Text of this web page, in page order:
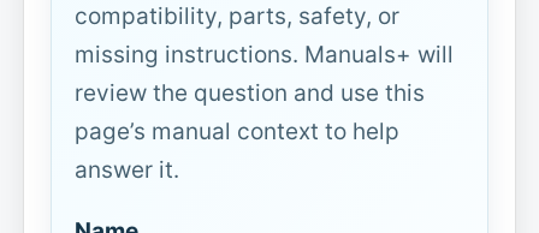
compatibility, parts, safety, or
missing instructions. Manuals+ will
review the question and use this
page’s manual context to help
answer it.